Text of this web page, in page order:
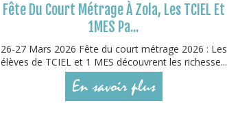
Fête Du Court Métrage À Zola, Les TCIEL Et
1MES Pa...
26-27 Mars 2026 Fête du court métrage 2026 : Les
élèves de TCIEL et 1 MES découvrent les richesse...
En savoir plus